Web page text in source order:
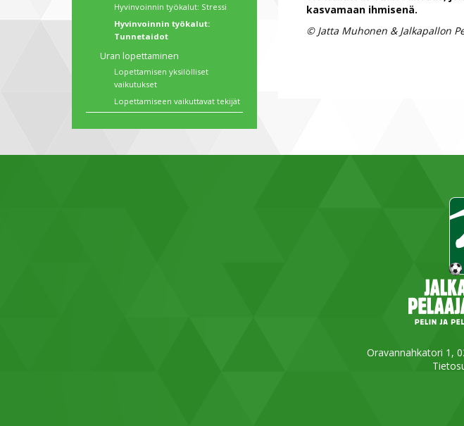
Hyvinvoinnin työkalut: Stressi
Hyvinvoinnin työkalut:
Tunnetaidot
Uran lopettaminen
Lopettamisen yksilölliset
vaikutukset
Lopettamiseen vaikuttavat tekijät
kasvamaan ihmisenä.
© Jatta Muhonen & Jalkapallon
Oravannahkatori 1,